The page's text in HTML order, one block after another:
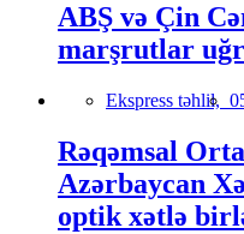
ABŞ və Çin
marşrutlar
Ekspress təhlil,
Rəqəmsal
Azərbaycan
optik xətlə